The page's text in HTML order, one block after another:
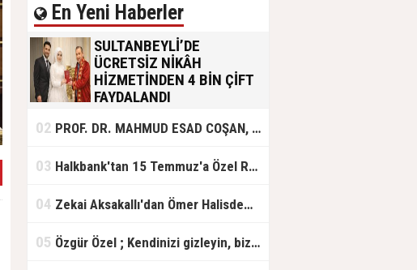
En Yeni Haberler
SULTANBEYLİ’DE
ÜCRETSİZ NİKÂH
HİZMETİNDEN 4 BİN ÇİFT
FAYDALANDI
olan gençlere destek amacıyla
başlattığı ücretsiz nikâh hizmetini
başlattıklarını belirten Sultanbeyli
ücretsiz hizmet vermenin
02 PROF. DR. MAHMUD ESAD COŞAN, DOĞUMUNUN HİCRÎ 91. YILINDA ELAZIĞ'DA YÂD EDİLECEK
03 Halkbank'tan 15 Temmuz'a Özel Reklam Filmi: "İrade Bizim, Zafer Bizim"
04 Zekai Aksakallı'dan Ömer Halisdemir'e 'vefa' ziyareti!
05 Özgür Özel ; Kendinizi gizleyin, bizden işaret bekleyin